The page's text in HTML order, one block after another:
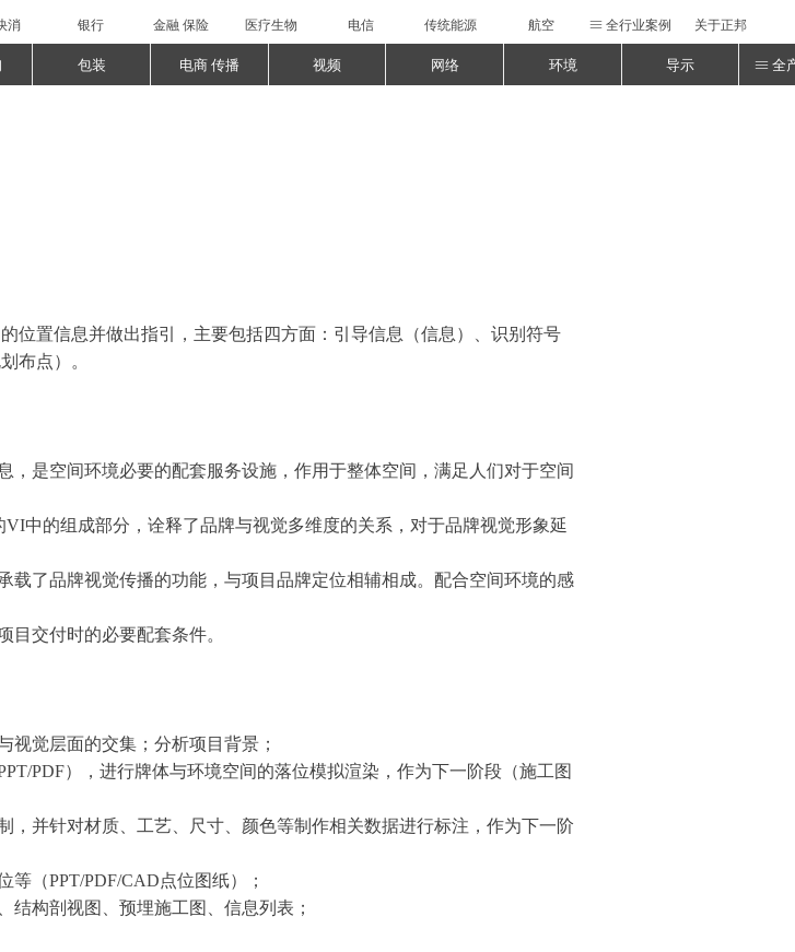
包装 电商 传播 视频 网络 环境 导示 ꁔ 全
消 银行 金融 保险 医疗生物 电信 传统能源 航空 ꁔ 全行业案例 关于正邦
位置信息并做出指引，主要包括四方面：引导信息（信息）、识别符号
布点）。
，是空间环境必要的配套服务设施，作用于整体空间，满足人们对于空间
中的组成部分，诠释了品牌与视觉多维度的关系，对于品牌视觉形象延
载了品牌视觉传播的功能，与项目品牌定位相辅相成。配合空间环境的感
目交付时的必要配套条件。
视觉层面的交集；分析项目背景；
PDF），进行牌体与环境空间的落位模拟渲染，作为下一阶段（施工图
，并针对材质、工艺、尺寸、颜色等制作相关数据进行标注，作为下一阶
（PPT/PDF/CAD点位图纸）；
结构剖视图、预埋施工图、信息列表；